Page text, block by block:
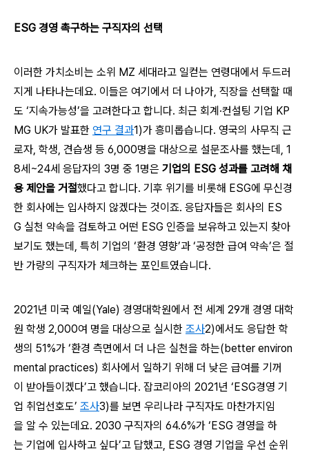
ESG 경영 촉구하는 구직자의 선택
이러한 가치소비는 소위 MZ 세대라고 일컫는 연령대에서 두드러
지게 나타나는데요. 이들은 여기에서 더 나아가, 직장을 선택할 때
도 ‘지속가능성’을 고려한다고 합니다. 최근 회계·컨설팅 기업 KP
MG UK가 발표한 연구 결과1)가 흥미롭습니다. 영국의 사무직 근
로자, 학생, 견습생 등 6,000명을 대상으로 설문조사를 했는데, 1
8세~24세 응답자의 3명 중 1명은 기업의 ESG 성과를 고려해 채
용 제안을 거절했다고 합니다. 기후 위기를 비롯해 ESG에 무신경
한 회사에는 입사하지 않겠다는 것이죠. 응답자들은 회사의 ES
G 실천 약속을 검토하고 어떤 ESG 인증을 보유하고 있는지 찾아
보기도 했는데, 특히 기업의 ‘환경 영향’과 ‘공정한 급여 약속’은 절
반 가량의 구직자가 체크하는 포인트였습니다.
2021년 미국 예일(Yale) 경영대학원에서 전 세계 29개 경영 대학
원 학생 2,000여 명을 대상으로 실시한 조사2)에서도 응답한 학
생의 51%가 ‘환경 측면에서 더 나은 실천을 하는(better environ
mental practices) 회사에서 일하기 위해 더 낮은 급여를 기꺼
이 받아들이겠다’고 했습니다. 잡코리아의 2021년 ‘ESG경영 기
업 취업선호도’ 조사3)를 보면 우리나라 구직자도 마찬가지임
을 알 수 있는데요. 2030 구직자의 64.6%가 ‘ESG 경영을 하
는 기업에 입사하고 싶다’고 답했고, ESG 경영 기업을 우선 순위